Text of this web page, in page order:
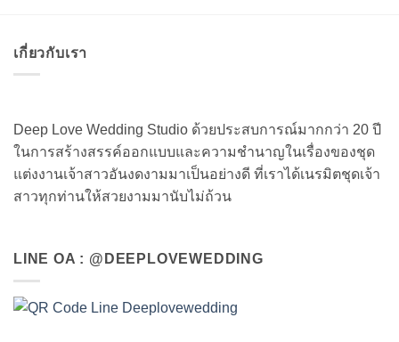
เกี่ยวกับเรา
Deep Love Wedding Studio ด้วยประสบการณ์มากกว่า 20 ปี
ในการสร้างสรรค์ออกแบบและความชำนาญในเรื่องของชุด
แต่งงานเจ้าสาวอันงดงามมาเป็นอย่างดี ที่เราได้เนรมิตชุดเจ้า
สาวทุกท่านให้สวยงามมานับไม่ถ้วน
LINE OA : @DEEPLOVEWEDDING